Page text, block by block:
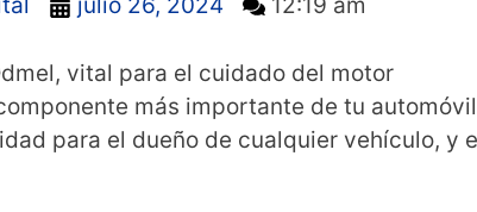
más importante de tu
para el dueño de cualquier vehículo, y